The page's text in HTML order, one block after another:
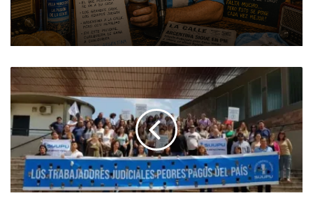
“La
dignidad
judicial
no
se
vende
ni
se
cajonea”,